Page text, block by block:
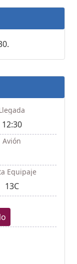
12:30
Avión
Equipaje
13C